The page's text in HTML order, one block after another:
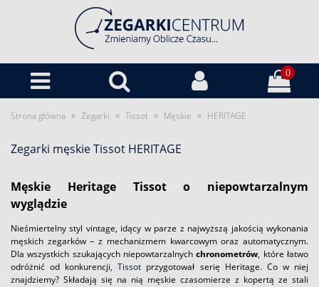
0
Strona główna » Zegarki » Tissot » Męskie » HERITAGE
Zegarki męskie Tissot HERITAGE
Męskie Heritage Tissot o niepowtarzalnym
wyglądzie
Nieśmiertelny styl vintage, idący w parze z najwyższą jakością wykonania
męskich zegarków – z mechanizmem kwarcowym oraz automatycznym.
Dla wszystkich szukających niepowtarzalnychchronometrów, które łatwo
odróżnić od konkurencji,Tissot przygotował serię Heritage. Co w niej
znajdziemy? Składają się na nią męskie czasomierze z kopertą ze stali